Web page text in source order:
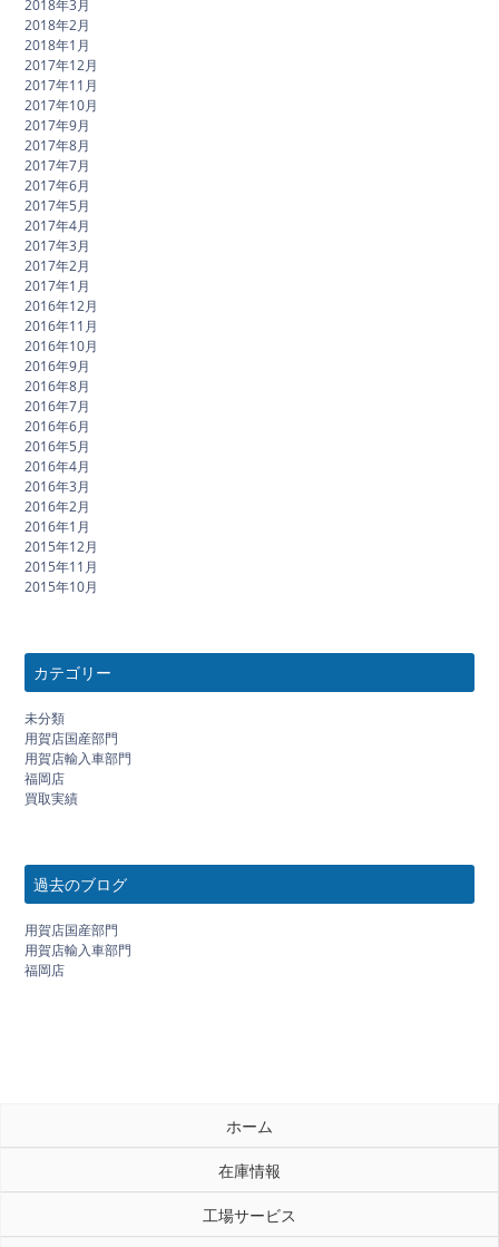
2018年3月
2018年2月
2018年1月
2017年12月
2017年11月
2017年10月
2017年9月
2017年8月
2017年7月
2017年6月
2017年5月
2017年4月
2017年3月
2017年2月
2017年1月
2016年12月
2016年11月
2016年10月
2016年9月
2016年8月
2016年7月
2016年6月
2016年5月
2016年4月
2016年3月
2016年2月
2016年1月
2015年12月
2015年11月
2015年10月
カテゴリー
未分類
用賀店国産部門
用賀店輸入車部門
福岡店
買取実績
過去のブログ
用賀店国産部門
用賀店輸入車部門
福岡店
ホーム
在庫情報
工場サービス